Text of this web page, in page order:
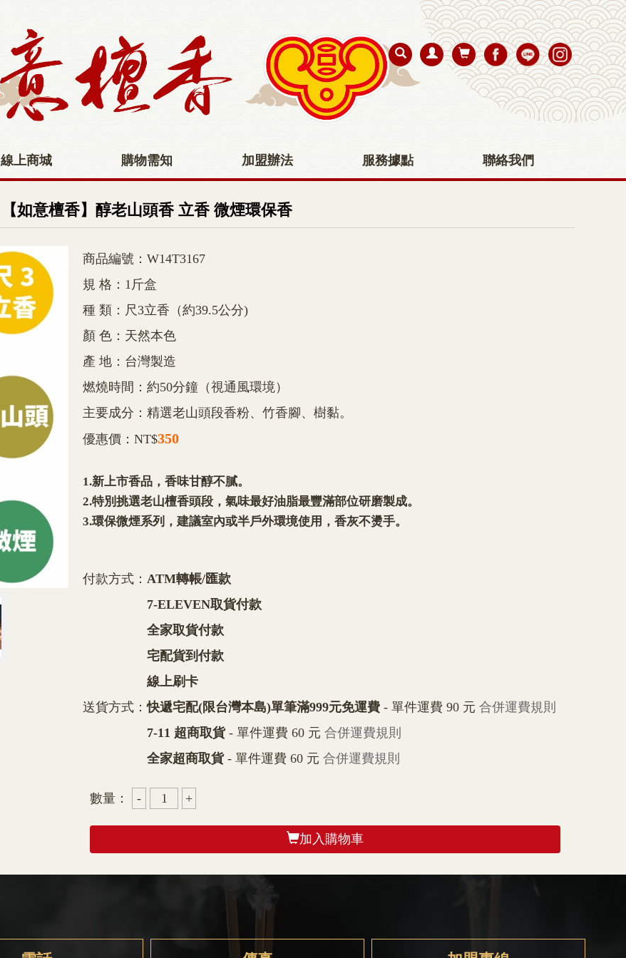
線上商城 購物需知 加盟辦法 服務據點 聯絡我們
首 頁 環保香系列 【如意檀香】醇老山頭香 立香 微煙環保香
【如意檀香】醇老山頭香 立香 微煙環保香
商品編號：W14T3167
規 格：1斤盒
種 類：尺3立香（約39.5公分)
顏 色：天然本色
產 地：台灣製造
燃燒時間：約50分鐘（視通風環境）
主要成分：精選老山頭段香粉、竹香腳、樹黏。
優惠價：NT$350
1.新上市香品，香味甘醇不膩。
2.特別挑選老山檀香頭段，氣味最好油脂最豐滿部位研磨製成。
3.環保微煙系列，建議室內或半戶外環境使用，香灰不燙手。
付款方式： ATM轉帳/匯款
7-ELEVEN取貨付款
全家取貨付款
宅配貨到付款
線上刷卡
送貨方式：快遞宅配(限台灣本島)單筆滿999元免運費 - 單件運費 90 元 合併運費規則
7-11 超商取貨- 單件運費 60 元 合併運費規則
全家超商取貨- 單件運費 60 元 合併運費規則
數量：
加入購物車